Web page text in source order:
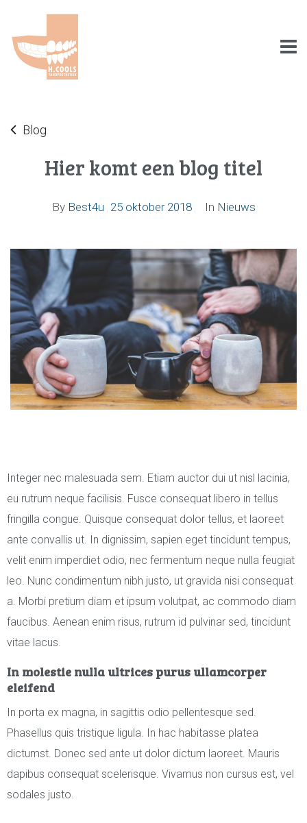
Blog
Hier komt een blog titel
By Best4u 25 oktober 2018 In Nieuws
Integer nec malesuada sem. Etiam auctor dui ut nisl lacinia,
eu rutrum neque facilisis. Fusce consequat libero in tellus
fringilla congue. Quisque consequat dolor tellus, et laoreet
ante convallis ut. In dignissim, sapien eget tincidunt tempus,
velit enim imperdiet odio, nec fermentum neque nulla feugiat
leo. Nunc condimentum nibh justo, ut gravida nisi consequat
a. Morbi pretium diam et ipsum volutpat, ac commodo diam
faucibus. Aenean enim risus, rutrum id pulvinar sed, tincidunt
vitae lacus.
In molestie nulla ultrices purus ullamcorper
eleifend
In porta ex magna, in sagittis odio pellentesque sed.
Phasellus quis tristique ligula. In hac habitasse platea
dictumst. Donec sed ante ut dolor dictum laoreet. Mauris
dapibus consequat scelerisque. Vivamus non cursus est, vel
sodales justo.